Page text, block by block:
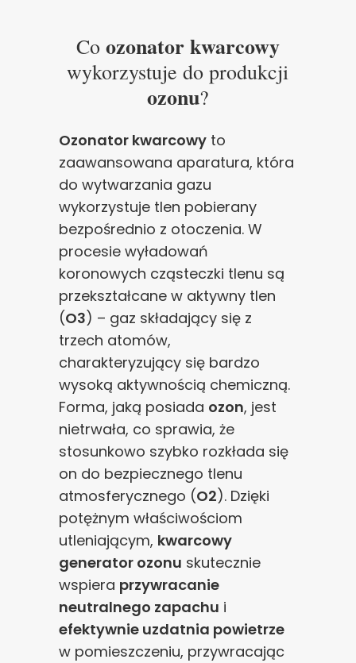
Co ozonator kwarcowy
wykorzystuje do produkcji
ozonu?
Ozonator kwarcowy to
zaawansowana aparatura, która
do wytwarzania gazu
wykorzystuje tlen pobierany
bezpośrednio z otoczenia. W
procesie wyładowań
koronowych cząsteczki tlenu są
przekształcane w aktywny tlen
(O3) – gaz składający się z
trzech atomów,
charakteryzujący się bardzo
wysoką aktywnością chemiczną.
Forma, jaką posiada ozon, jest
nietrwała, co sprawia, że
stosunkowo szybko rozkłada się
on do bezpiecznego tlenu
atmosferycznego (O2). Dzięki
potężnym właściwościom
utleniającym, kwarcowy
generator ozonu skutecznie
wspiera przywracanie
neutralnego zapachu i
efektywnie uzdatnia powietrze
w pomieszczeniu, przywracając